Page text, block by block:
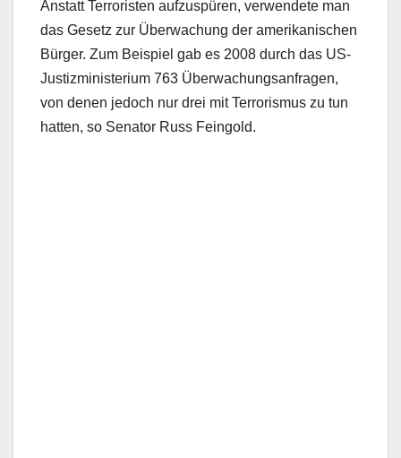
Anstatt Terroristen aufzuspüren, verwendete man
das Gesetz zur Überwachung der amerikanischen
Bürger. Zum Beispiel gab es 2008 durch das US-
Justizministerium 763 Überwachungsanfragen,
von denen jedoch nur drei mit Terrorismus zu tun
hatten, so Senator Russ Feingold.